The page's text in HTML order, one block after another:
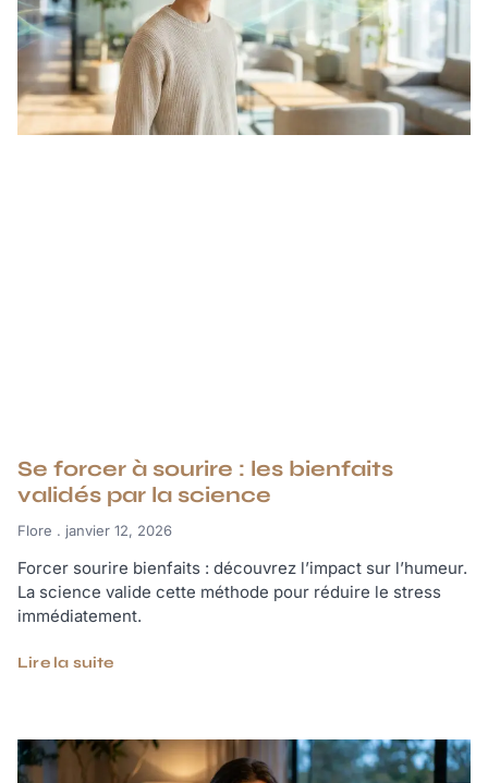
Se forcer à sourire : les bienfaits
validés par la science
Flore janvier 12, 2026
Forcer sourire bienfaits : découvrez l’impact sur l’humeur.
La science valide cette méthode pour réduire le stress
immédiatement.
Lire la suite